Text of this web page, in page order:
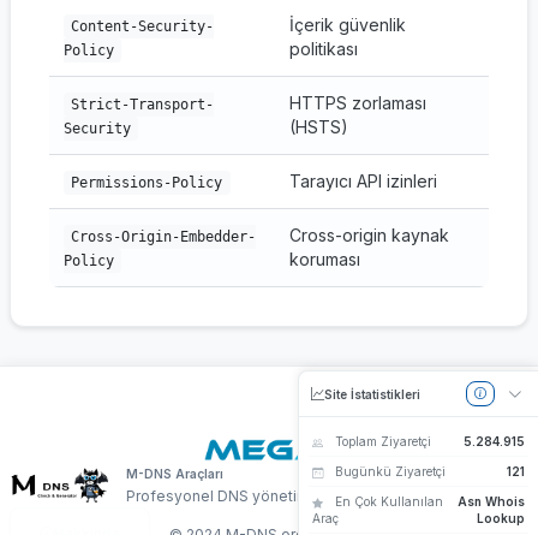
Content-Security-
Policy
İçerik güvenlik
politikası
Strict-Transport-
Security
HTTPS zorlaması
(HSTS)
Permissions-Policy Tarayıcı API izinleri
Cross-Origin-Embedder-
Policy
Cross-origin kaynak
koruması
Site İstatistikleri
Toplam Ziyaretçi 5.284.915
Bugünkü Ziyaretçi 121
En Çok Kullanılan
Araç
Asn Whois
Lookup
M-DNS Araçları
Profesyonel DNS yönetim araçları